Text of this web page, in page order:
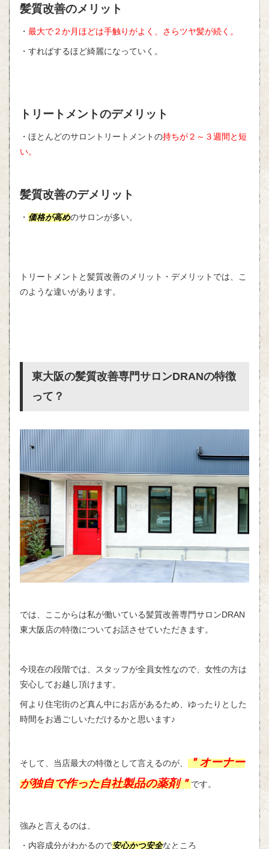
髪質改善のメリット
・ 最大で２か月ほどは手触りがよく、さらツヤ髪が続く。
・すればするほど綺麗になっていく。
トリートメントのデメリット
・ほとんどのサロントリートメントの持ちが２～３週間と短
い。
髪質改善のデメリット
・ 価格が高めのサロンが多い。
トリートメントと髪質改善のメリット・デメリットでは、こ
のような違いがあります。
東大阪の髪質改善専門サロンDRANの特徴
って？
では、ここからは私が働いている髪質改善専門サロンDRAN
東大阪店の特徴についてお話させていただきます。
今現在の段階では、スタッフが全員女性なので、女性の方は
安心してお越し頂けます。
何より住宅街のど真ん中にお店があるため、ゆったりとした
時間をお過ごしいただけるかと思います♪
そして、当店最大の特徴として言えるのが、 ＂オーナー
が独自で作った自社製品の薬剤＂です。
強みと言えるのは、
・内容成分がわかるので安心かつ安全なところ